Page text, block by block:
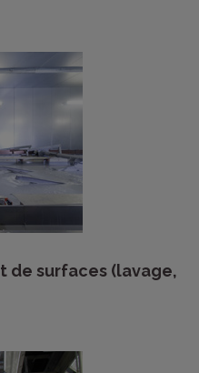
de surfaces (lavage,